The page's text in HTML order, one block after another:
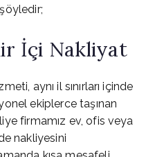
İçi Nakliyat
aynı il sınırları içinde
ekiplerce taşınan
firmamız ev, ofis veya
nakliyesini